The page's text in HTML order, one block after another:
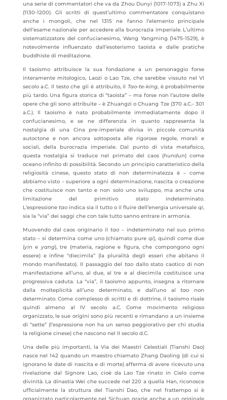
una serie di commentatori che va da Zhou Dunyi (1017-1073) a Zhu Xi
(1130-1200). Gli scritti di quest’ultimo commentatore conquistano
anche i mongoli, che nel 1315 ne fanno l’elemento principale
dell’esame nazionale per accedere alla burocrazia imperiale. L’ultimo
sistematizzatore del confucianesimo, Wang Yangming (1475-1529), è
notevolmente influenzato dall’esoterismo taoista e dalle pratiche
buddhiste di meditazione.
Il taoismo attribuisce la sua fondazione a un personaggio forse
interamente mitologico, Laozi o Lao Tze, che sarebbe vissuto nel VI
secolo a.C. Il testo che gli è attribuito, il Tao-te-king, è probabilmente
più tardo. Una figura storica di “taoista” – ma forse non l’autore delle
opere che gli sono attribuite – è Zhuangzi o Chuang Tze (370 a.C.- 301
a.C.). Il taoismo è nato probabilmente immediatamente dopo il
confucianesimo, e se ne differenzia in quanto rappresenta la
nostalgia di una Cina pre-imperiale divisa in piccole comunità
autoctone e non ancora sottoposta alle rigorose regole, morali e
sociali, della burocrazia imperiale. Dal punto di vista metafisico,
questa nostalgia si traduce nel primato del caos (hundun) come
oceano infinito di possibilità. Secondo un principio caratteristico della
religiosità cinese, questo stato di non determinatezza è – come
abbiamo visto – superiore a ogni determinazione, nascita o creazione
che costituisce non tanto e non solo uno sviluppo, ma anche una
limitazione del primitivo stato indeterminato.
L’espressione taoindica sia il tutto o il fluire dell’energia universaleqi,
sia la “via” dei saggi che con tale tutto sanno entrare in armonia.
Muovendo dal caos originario il tao – indeterminato nel suo primo
stato – si determina come uno (chiamato pureqi), quindi come due
(yin e yang), tre (materia, ragione e figura, che compongono ogni
essere) e infine “diecimila” (la pluralità degli esseri che abitano il
mondo manifestato). Il passaggio del tao dallo stato caotico di non
manifestazione all’uno, al due, al tre e al diecimila costituisce una
progressiva caduta. La “via”, il taoismo appunto, insegna a ritornare
dalla molteplicità all’uno determinato, e dall’uno altao non
determinato. Come complesso di scritti e di dottrine, il taoismo risale
quindi almeno al IV secolo a.C. Come movimento religioso
organizzato, le sue origini sono più recenti e rimandano a un insieme
di “sette” (l’espressione non ha un senso peggiorativo per chi studia
la religione cinese) che nascono nel II secolo d.C.
Una delle più importanti, la Via dei Maestri Celestiali (Tianshi Dao)
nasce nel 142 quando un maestro chiamato Zhang Daoling (di cui si
ignorano le date di nascita e di morte) afferma di avere ricevuto una
rivelazione dal Signore Lao, cioè da Lao Tze rinato in Cielo come
divinità. La dinastia Wei che succede nel 220 a quella Han, riconosce
ufficialmente la struttura del Tianshi Dao, che nel frattempo si è